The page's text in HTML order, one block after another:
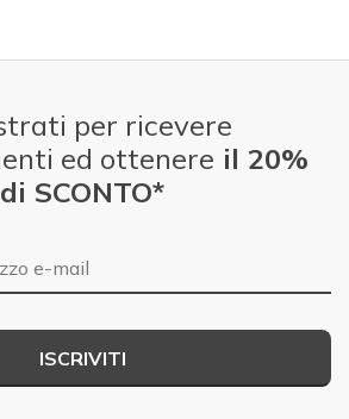
per ricevere
ed ottenere il 20%
di SCONTO*
ISCRIVITI